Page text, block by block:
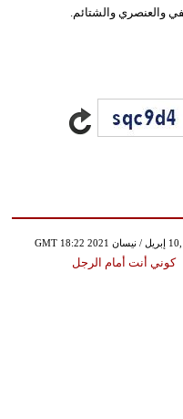
والعنصري والشتائم.
كوني أنت أمام الرجل